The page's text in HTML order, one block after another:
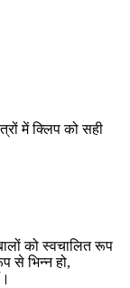
में क्लिप को सही
को स्वचालित रूप
से भिन्न हो,